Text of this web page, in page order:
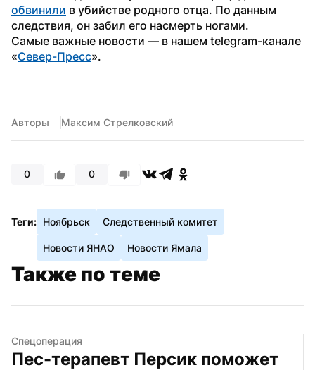
обвинили в убийстве родного отца. По данным
следствия, он забил его насмерть ногами.
Самые важные новости — в нашем telegram-канале
«Север-Пресс».
Авторы Максим Стрелковский
0 0
Теги: Ноябрьск Следственный комитет
Новости ЯНАО Новости Ямала
Также по теме
Спецоперация
Пес-терапевт Персик поможет